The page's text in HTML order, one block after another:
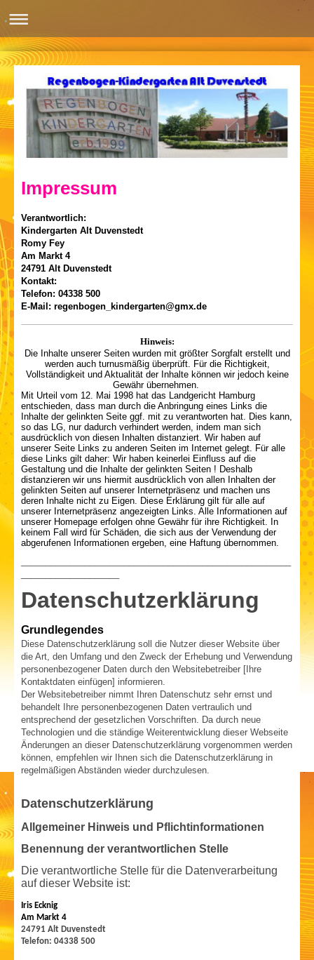
Impressum
Verantwortlich:
Kindergarten Alt Duvenstedt
Romy Fey
Am Markt 4
24791 Alt Duvenstedt
Kontakt:
Telefon: 04338 500
E-Mail: regenbogen_kindergarten@gmx.de
Hinweis:
Die Inhalte unserer Seiten wurden mit größter Sorgfalt erstellt und
werden auch turnusmäßig überprüft. Für die Richtigkeit,
Vollständigkeit und Aktualität der Inhalte können wir jedoch keine
Gewähr übernehmen.
Mit Urteil vom 12. Mai 1998 hat das Landgericht Hamburg
entschieden, dass man durch die Anbringung eines Links die
Inhalte der gelinkten Seite ggf. mit zu verantworten hat. Dies kann,
so das LG, nur dadurch verhindert werden, indem man sich
ausdrücklich von diesen Inhalten distanziert. Wir haben auf
unserer Seite Links zu anderen Seiten im Internet gelegt. Für alle
diese Links gilt daher: Wir haben keinerlei Einfluss auf die
Gestaltung und die Inhalte der gelinkten Seiten ! Deshalb
distanzieren wir uns hiermit ausdrücklich von allen Inhalten der
gelinkten Seiten auf unserer Internetpräsenz und machen uns
deren Inhalte nicht zu Eigen. Diese Erklärung gilt für alle auf
unserer Internetpräsenz angezeigten Links. Alle Informationen auf
unserer Homepage erfolgen ohne Gewähr für ihre Richtigkeit. In
keinem Fall wird für Schäden, die sich aus der Verwendung der
abgerufenen Informationen ergeben, eine Haftung übernommen.
Datenschutzerklärung
Grundlegendes
Diese Datenschutzerklärung soll die Nutzer dieser Website über
die Art, den Umfang und den Zweck der Erhebung und Verwendung
personenbezogener Daten durch den Websitebetreiber [Ihre
Kontaktdaten einfügen] informieren.
Der Websitebetreiber nimmt Ihren Datenschutz sehr ernst und
behandelt Ihre personenbezogenen Daten vertraulich und
entsprechend der gesetzlichen Vorschriften. Da durch neue
Technologien und die ständige Weiterentwicklung dieser Webseite
Änderungen an dieser Datenschutzerklärung vorgenommen werden
können, empfehlen wir Ihnen sich die Datenschutzerklärung in
regelmäßigen Abständen wieder durchzulesen.
Datenschutzerklärung
Allgemeiner Hinweis und Pflichtinformationen
Benennung der verantwortlichen Stelle
Die verantwortliche Stelle für die Datenverarbeitung
auf dieser Website ist:
Iris Ecknig
Am Markt 4
24791 Alt Duvenstedt
Telefon: 04338 500